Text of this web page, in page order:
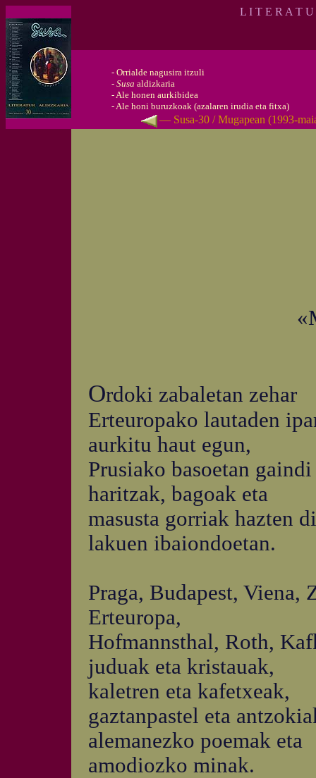
L I T E R A T
- Orrialde nagusira itzuli
- Susa aldizkaria
-Ale honen aurkibidea
-Ale honi buruzkoak (azalaren irudia eta fitxa)
— Susa-30 / Mugapean (1993-
Ordoki zabaletan zehar
Erteuropako lautaden
aurkitu haut egun,
Prusiako basoetan gaindi
haritzak, bagoak eta
masusta gorriak hazten
lakuen ibaiondoetan.
Praga, Budapest, Viena,
Erteuropa,
Hofmannsthal, Roth,
juduak eta kristauak,
kaletren eta kafetxeak,
gaztanpastel eta
alemanezko poemak eta
amodiozko minak.